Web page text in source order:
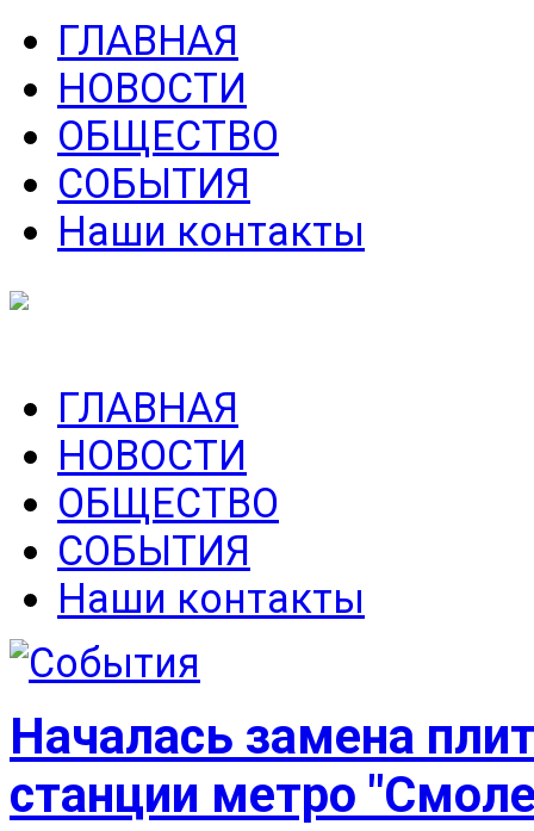
ГЛАВНАЯ
НОВОСТИ
ОБЩЕСТВО
СОБЫТИЯ
Наши контакты
ГЛАВНАЯ
НОВОСТИ
ОБЩЕСТВО
СОБЫТИЯ
Наши контакты
Началась замена
станции метро